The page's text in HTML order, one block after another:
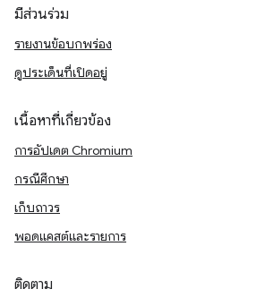
มีส่วนร่วม
รายงานข้อบกพร่อง
ดูประเด็นที่เปิดอยู่
เนื้อหาที่เกี่ยวข้อง
การอัปเดต Chromium
กรณีศึกษา
เก็บถาวร
พอดแคสต์และรายการ
ติดตาม